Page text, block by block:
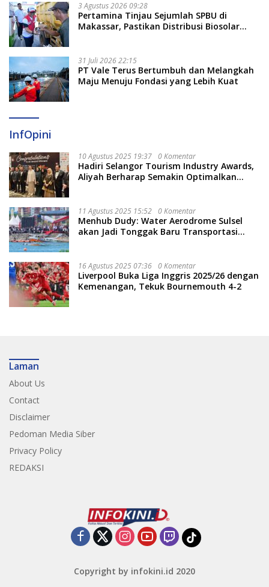
3 Agustus 2026 09:28
Pertamina Tinjau Sejumlah SPBU di
Makassar, Pastikan Distribusi Biosolar
31 Juli 2026 22:15
PT Vale Terus Bertumbuh dan Melangkah
Maju Menuju Fondasi yang Lebih Kuat
InfOpini
10 Agustus 2025 19:37 0 Komentar
Hadiri Selangor Tourism Industry Awards,
Aliyah Berharap Semakin Optimalkan
11 Agustus 2025 15:52 0 Komentar
Menhub Dudy: Water Aerodrome Sulsel
akan Jadi Tonggak Baru Transportasi
16 Agustus 2025 07:36 0 Komentar
Liverpool Buka Liga Inggris 2025/26 dengan
Kemenangan, Tekuk Bournemouth 4-2
Laman
About Us
Contact
Disclaimer
Pedoman Media Siber
Privacy Policy
REDAKSI
Copyright by infokini.id 2020